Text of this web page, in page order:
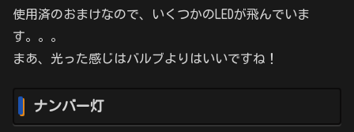
使用済のおまけなので、いくつかのLEDが飛んでいま
す。。。
まあ、光った感じはバルブよりはいいですね！
ナンバー灯